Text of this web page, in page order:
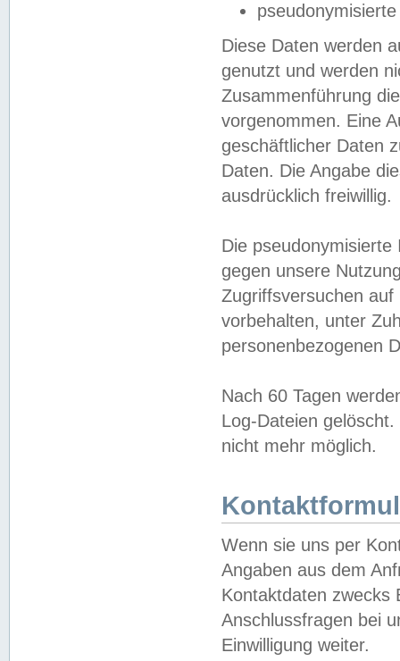
Diese Daten werden
genutzt und werden
Zusammenführung
vorgenommen. Eine
geschäftlicher Daten
Daten. Die Angabe
ausdrücklich freiwillig.
Die
gegen unsere
Zugriffsversuchen
vorbehalten, unter
personenbezogenen
Nach 60 Tagen
Log-Dateien
nicht mehr möglich.
Wenn sie uns per
Angaben aus dem
Kontaktdaten zwecks
Anschlussfragen bei
Einwilligung weiter.